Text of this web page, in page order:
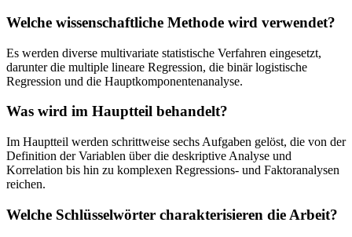
Welche wissenschaftliche Methode wird verwendet?
Es werden diverse multivariate statistische Verfahren eingesetzt,
darunter die multiple lineare Regression, die binär logistische
Regression und die Hauptkomponentenanalyse.
Was wird im Hauptteil behandelt?
Im Hauptteil werden schrittweise sechs Aufgaben gelöst, die von der
Definition der Variablen über die deskriptive Analyse und
Korrelation bis hin zu komplexen Regressions- und Faktoranalysen
reichen.
Welche Schlüsselwörter charakterisieren die Arbeit?